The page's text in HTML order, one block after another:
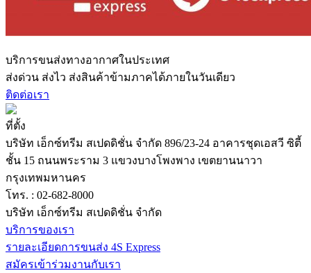
บริการขนส่งทางอากาศในประเทศ
ส่งด่วน ส่งไว ส่งสินค้าข้ามภาคได้ภายในวันเดียว
ติดต่อเรา
ที่ตั้ง
บริษัท เอ็กซ์ทรีม สเปดดิชั่น จำกัด 896/23-24 อาคารชุดเอสวี ซิตี้
ชั้น 15 ถนนพระราม 3 แขวงบางโพงพาง เขตยานนาวา
กรุงเทพมหานคร
โทร. : 02-682-8000
บริษัท เอ็กซ์ทรีม สเปดดิชั่น จำกัด
บริการของเรา
รายละเอียดการขนส่ง 4S Express
สมัครเข้าร่วมงานกับเรา